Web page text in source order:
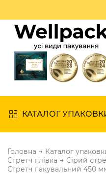
КАТАЛОГ
Головна → Каталог
Стретч плівка → Сірий
Стретч пакувальний 450